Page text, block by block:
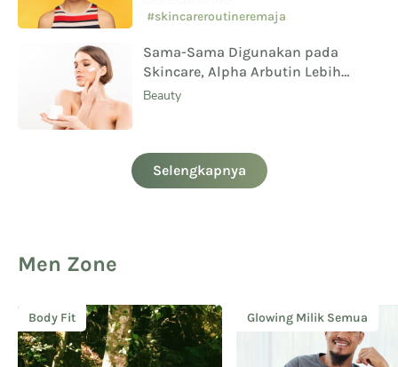
#skincareroutineremaja
Sama-Sama Digunakan pada
Skincare, Alpha Arbutin Lebih
Aman Digunakan Daripada
Beauty
Selengkapnya
Men Zone
Body Fit Glowing Milik Semua